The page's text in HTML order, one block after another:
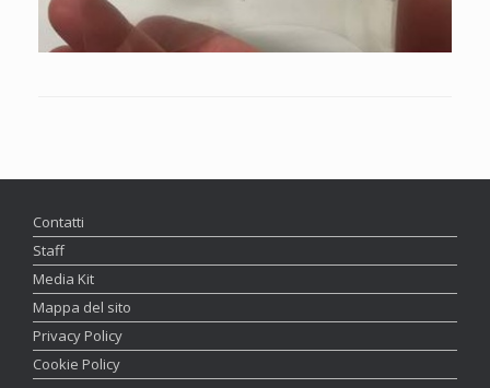
Contatti
Staff
Media Kit
Mappa del sito
Privacy Policy
Cookie Policy